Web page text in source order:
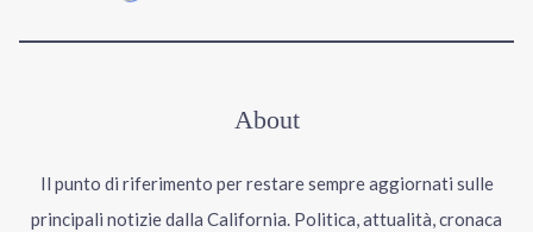
About
Il punto di riferimento per restare sempre aggiornati sulle
principali notizie dalla California. Politica, attualità, cronaca